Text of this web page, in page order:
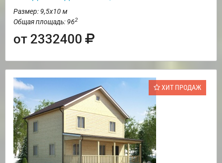
Размер: 9,5х10 м
Общая площадь: 962
от 2332400
ХИТ ПРОДАЖ